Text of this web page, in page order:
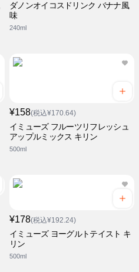
ダノンオイコスドリンク バナナ風
味
240ml
¥158(税込¥170.64)
イミューズ フルーツリフレッシュ
アップルミックス キリン
500ml
¥178(税込¥192.24)
イミューズ ヨーグルトテイスト キ
リン
500ml